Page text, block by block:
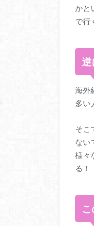
かと
で行
逆
海外
多い
そこ
ない
様々
る！